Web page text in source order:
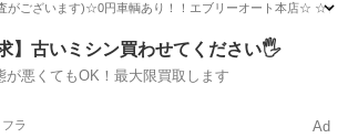
がございます)☆0円車輌あり！！エブリーオート本店☆ ☆☆
城台駅 サンバー 自社
求】古いミシン買わせてください🖐️
が悪くてもOK！最大限買取します
ラ Ad